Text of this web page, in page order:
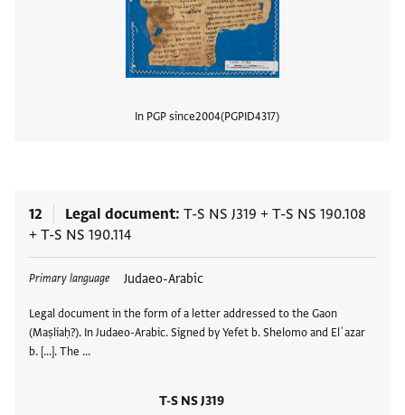
In PGP since2004 PGPID4317
12 Legal document T-S NS J319 + T-S NS 190.108
+ T-S NS 190.114
Primary language Judaeo-Arabic
Legal document in the form of a letter addressed to the Gaon
(Maṣliaḥ?). In Judaeo-Arabic. Signed by Yefet b. Shelomo and Elʿazar
b. [...]. The …
T-S NS J319
Tags